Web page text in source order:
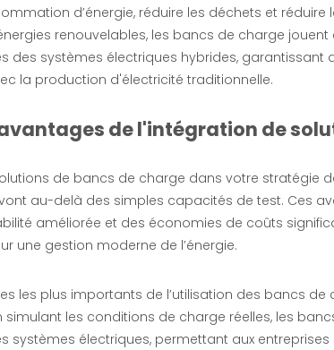
d’énergie, réduire les déchets et
renouvelables, les bancs de charge
des systèmes électriques hybrides, garantissant
la production d'électricité traditionnelle.
de l'intégration de
de bancs de charge dans votre stratégie
au-delà des simples capacités de test. Ces
améliorée et des économies de coûts
une gestion moderne de l’énergie.
les plus importants de l’utilisation des bancs
simulant les conditions de charge réelles, les
systèmes électriques, permettant aux